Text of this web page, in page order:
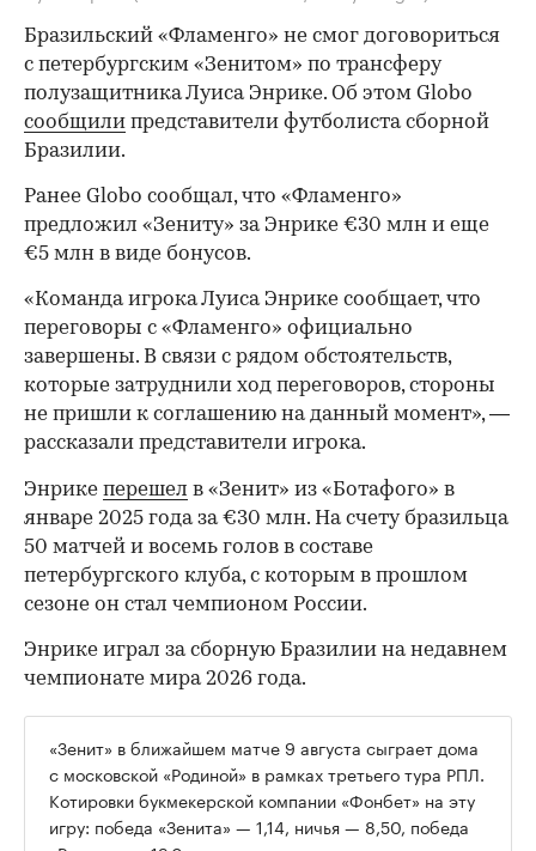
Бразильский «Фламенго» не смог договориться
с петербургским «Зенитом» по трансферу
полузащитника Луиса Энрике. Об этом Globo
сообщили представители футболиста сборной
Бразилии.
Ранее Globo сообщал, что «Фламенго»
предложил «Зениту» за Энрике €30 млн и еще
€5 млн в виде бонусов.
«Команда игрока Луиса Энрике сообщает, что
переговоры с «Фламенго» официально
завершены. В связи с рядом обстоятельств,
которые затруднили ход переговоров, стороны
не пришли к соглашению на данный момент», —
рассказали представители игрока.
00:00 / 00:00
Энрике перешел в «Зенит» из «Ботафого» в
январе 2025 года за €30 млн. На счету бразильца
50 матчей и восемь голов в составе
петербургского клуба, с которым в прошлом
сезоне он стал чемпионом России.
Энрике играл за сборную Бразилии на недавнем
чемпионате мира 2026 года.
«Зенит» в ближайшем матче 9 августа сыграет дома
с московской «Родиной» в рамках третьего тура РПЛ.
Котировки букмекерской компании «Фонбет» на эту
игру: победа «Зенита» — 1,14, ничья — 8,50, победа